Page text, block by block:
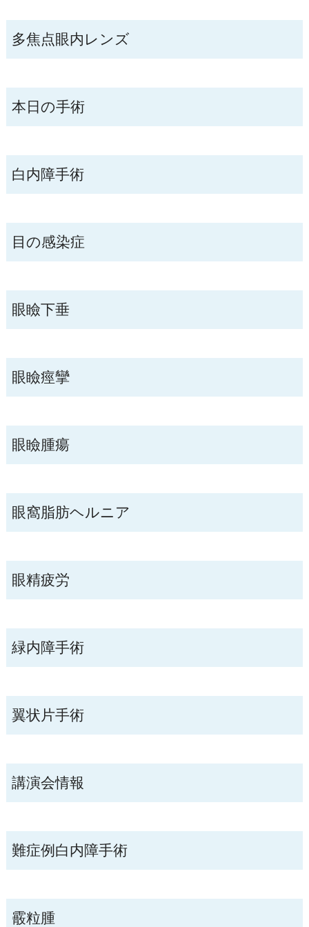
多焦点眼内レンズ
本日の手術
白内障手術
目の感染症
眼瞼下垂
眼瞼痙攣
眼瞼腫瘍
眼窩脂肪ヘルニア
眼精疲労
緑内障手術
翼状片手術
講演会情報
難症例白内障手術
霰粒腫